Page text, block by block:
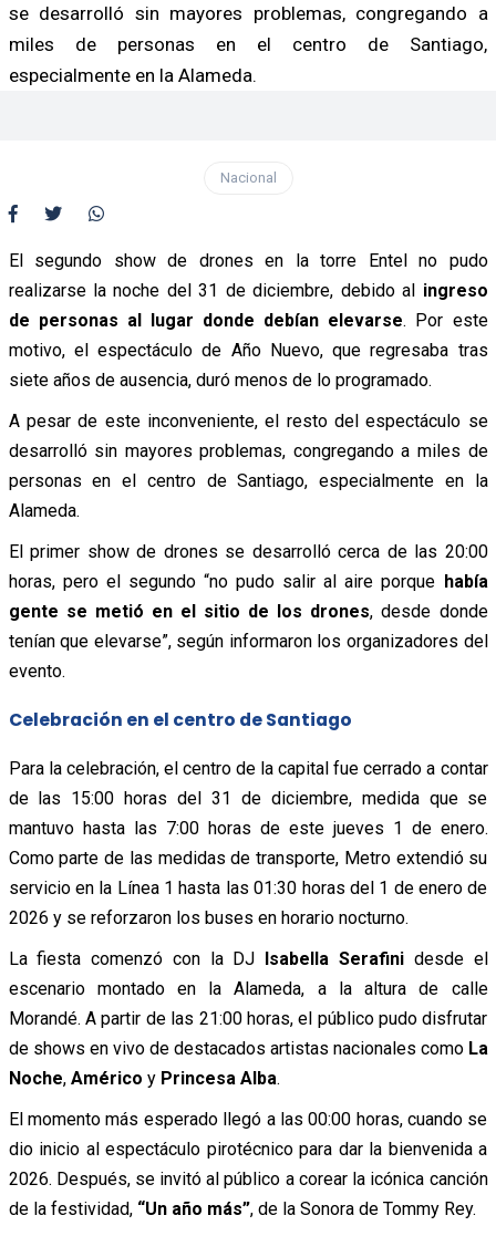
se desarrolló sin mayores problemas, congregando a
miles de personas en el centro de Santiago,
especialmente en la Alameda.
Nacional
El segundo show de drones en la torre Entel no pudo
realizarse la noche del 31 de diciembre, debido al ingreso
de personas al lugar donde debían elevarse. Por este
motivo, el espectáculo de Año Nuevo, que regresaba tras
siete años de ausencia, duró menos de lo programado.
A pesar de este inconveniente, el resto del espectáculo se
desarrolló sin mayores problemas, congregando a miles de
personas en el centro de Santiago, especialmente en la
Alameda.
El primer show de drones se desarrolló cerca de las 20:00
horas, pero el segundo “no pudo salir al aire porque había
gente se metió en el sitio de los drones, desde donde
tenían que elevarse”, según informaron los organizadores del
evento.
Celebración en el centro de Santiago
Para la celebración, el centro de la capital fue cerrado a contar
de las 15:00 horas del 31 de diciembre, medida que se
mantuvo hasta las 7:00 horas de este jueves 1 de enero.
Como parte de las medidas de transporte, Metro extendió su
servicio en la Línea 1 hasta las 01:30 horas del 1 de enero de
2026 y se reforzaron los buses en horario nocturno.
La fiesta comenzó con la DJ Isabella Serafinidesde el
escenario montado en la Alameda, a la altura de calle
Morandé. A partir de las 21:00 horas, el público pudo disfrutar
de shows en vivo de destacados artistas nacionales como La
Noche, Américo y Princesa Alba.
El momento más esperado llegó a las 00:00 horas, cuando se
dio inicio al espectáculo pirotécnico para dar la bienvenida a
2026. Después, se invitó al público a corear la icónica canción
de la festividad, “Un año más”, de la Sonora de Tommy Rey.